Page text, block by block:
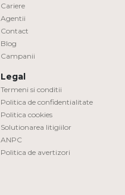
Cariere
Agentii
Contact
Blog
Campanii
Legal
Termeni si conditii
Politica de confidentialitate
Politica cookies
Solutionarea litigiilor
ANPC
Politica de avertizori